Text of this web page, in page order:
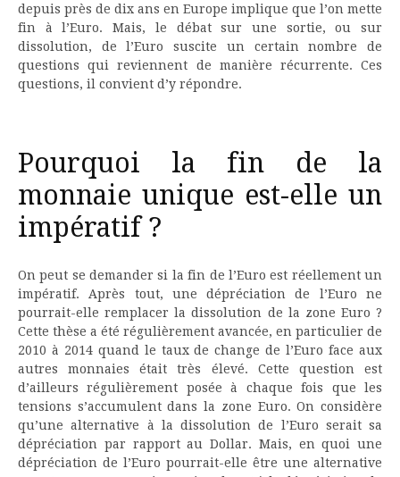
depuis près de dix ans en Europe implique que l’on mette
fin à l’Euro. Mais, le débat sur une sortie, ou sur
dissolution, de l’Euro suscite un certain nombre de
questions qui reviennent de manière récurrente. Ces
questions, il convient d’y répondre.
Pourquoi la fin de la
monnaie unique est-elle un
impératif ?
On peut se demander si la fin de l’Euro est réellement un
impératif. Après tout, une dépréciation de l’Euro ne
pourrait-elle remplacer la dissolution de la zone Euro ?
Cette thèse a été régulièrement avancée, en particulier de
2010 à 2014 quand le taux de change de l’Euro face aux
autres monnaies était très élevé. Cette question est
d’ailleurs régulièrement posée à chaque fois que les
tensions s’accumulent dans la zone Euro. On considère
qu’une alternative à la dissolution de l’Euro serait sa
dépréciation par rapport au Dollar. Mais, en quoi une
dépréciation de l’Euro pourrait-elle être une alternative